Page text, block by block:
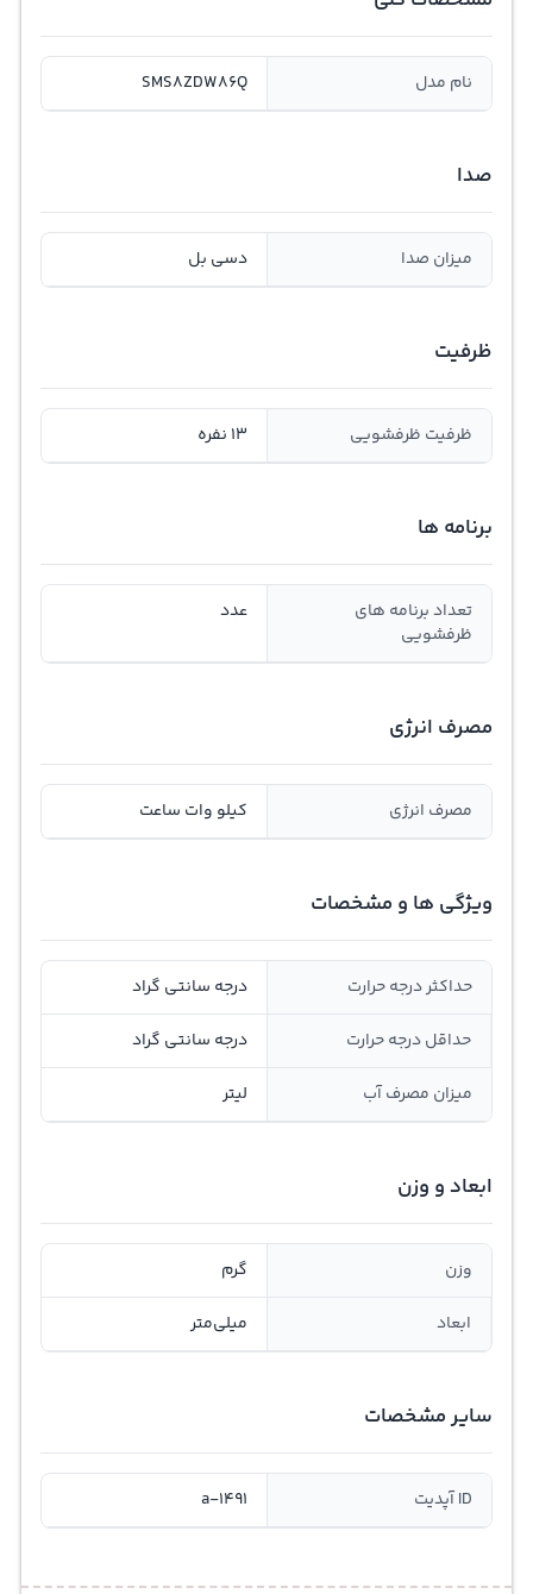
نام مدل SMS8ZDW86Q
صدا
میزان صدا دسی بل
ظرفیت
ظرفیت ظرفشویی 13 نفره
برنامه ها
تعداد برنامه های
ظرفشویی
عدد
مصرف انرژی
مصرف انرژی کیلو وات ساعت
ویژگی ها و مشخصات
حداکثر درجه حرارت درجه سانتی گراد
حداقل درجه حرارت درجه سانتی گراد
میزان مصرف آب لیتر
ابعاد و وزن
وزن گرم
ابعاد میلی‌متر
سایر مشخصات
ID آپدیت a-1491